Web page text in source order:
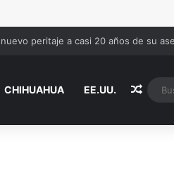
si incumplen estas reglas
CHIHUAHUA EE.UU.